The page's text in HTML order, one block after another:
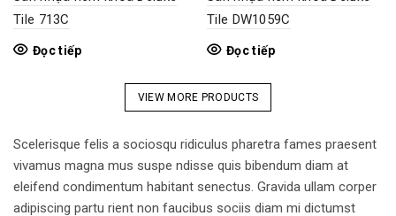
Tile 713C
Đọc tiếp
Tile DW1059C
Đọc tiếp
VIEW MORE PRODUCTS
Scelerisque felis a sociosqu ridiculus pharetra fames praesent
vivamus magna mus suspe ndisse quis bibendum diam at
eleifend condimentum habitant senectus. Gravida ullam corper
adipiscing partu rient non faucibus sociis diam mi dictumst